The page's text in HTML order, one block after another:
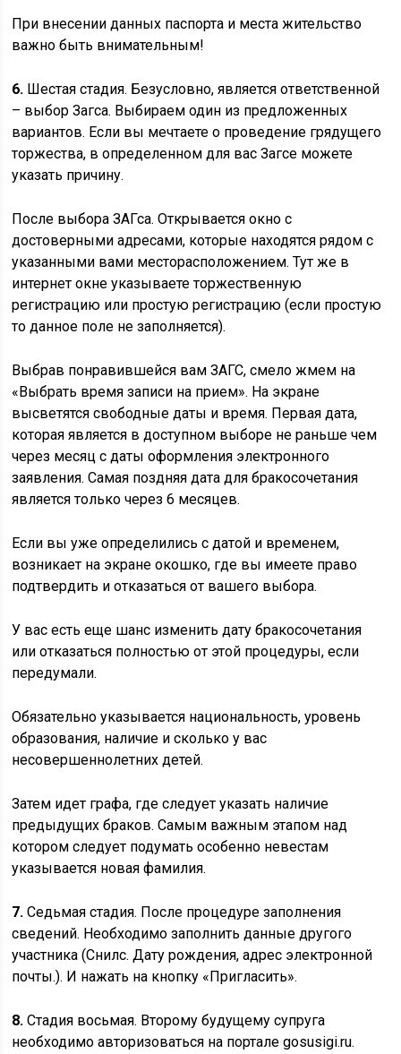
При внесении данных паспорта и места жительство
важно быть внимательным!
6. Шестая стадия. Безусловно, является ответственной
– выбор Загса. Выбираем один из предложенных
вариантов. Если вы мечтаете о проведение грядущего
торжества, в определенном для вас Загсе можете
указать причину.
После выбора ЗАГса. Открывается окно с
достоверными адресами, которые находятся рядом с
указанными вами месторасположением. Тут же в
интернет окне указываете торжественную
регистрацию или простую регистрацию (если простую
то данное поле не заполняется).
Выбрав понравившейся вам ЗАГС, смело жмем на
«Выбрать время записи на прием». На экране
высветятся свободные даты и время. Первая дата,
которая является в доступном выборе не раньше чем
через месяц с даты оформления электронного
заявления. Самая поздняя дата для бракосочетания
является только через 6 месяцев.
Если вы уже определились с датой и временем,
возникает на экране окошко, где вы имеете право
подтвердить и отказаться от вашего выбора.
У вас есть еще шанс изменить дату бракосочетания
или отказаться полностью от этой процедуры, если
передумали.
Обязательно указывается национальность, уровень
образования, наличие и сколько у вас
несовершеннолетних детей.
Затем идет графа, где следует указать наличие
предыдущих браков. Самым важным этапом над
котором следует подумать особенно невестам
указывается новая фамилия.
7. Седьмая стадия. После процедуре заполнения
сведений. Необходимо заполнить данные другого
участника (Снилс. Дату рождения, адрес электронной
почты.). И нажать на кнопку «Пригласить».
8. Стадия восьмая. Второму будущему супруга
необходимо авторизоваться на портале gosusigi.ru.